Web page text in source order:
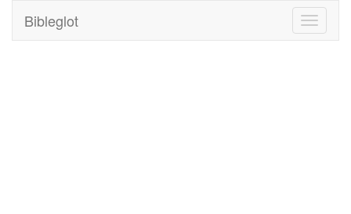
Toggle
Bibleglot